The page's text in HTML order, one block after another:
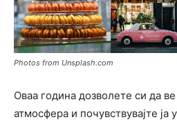
Photos from Unsplash.com
Оваа година дозволете си да
атмосфера и почувствувајте ја